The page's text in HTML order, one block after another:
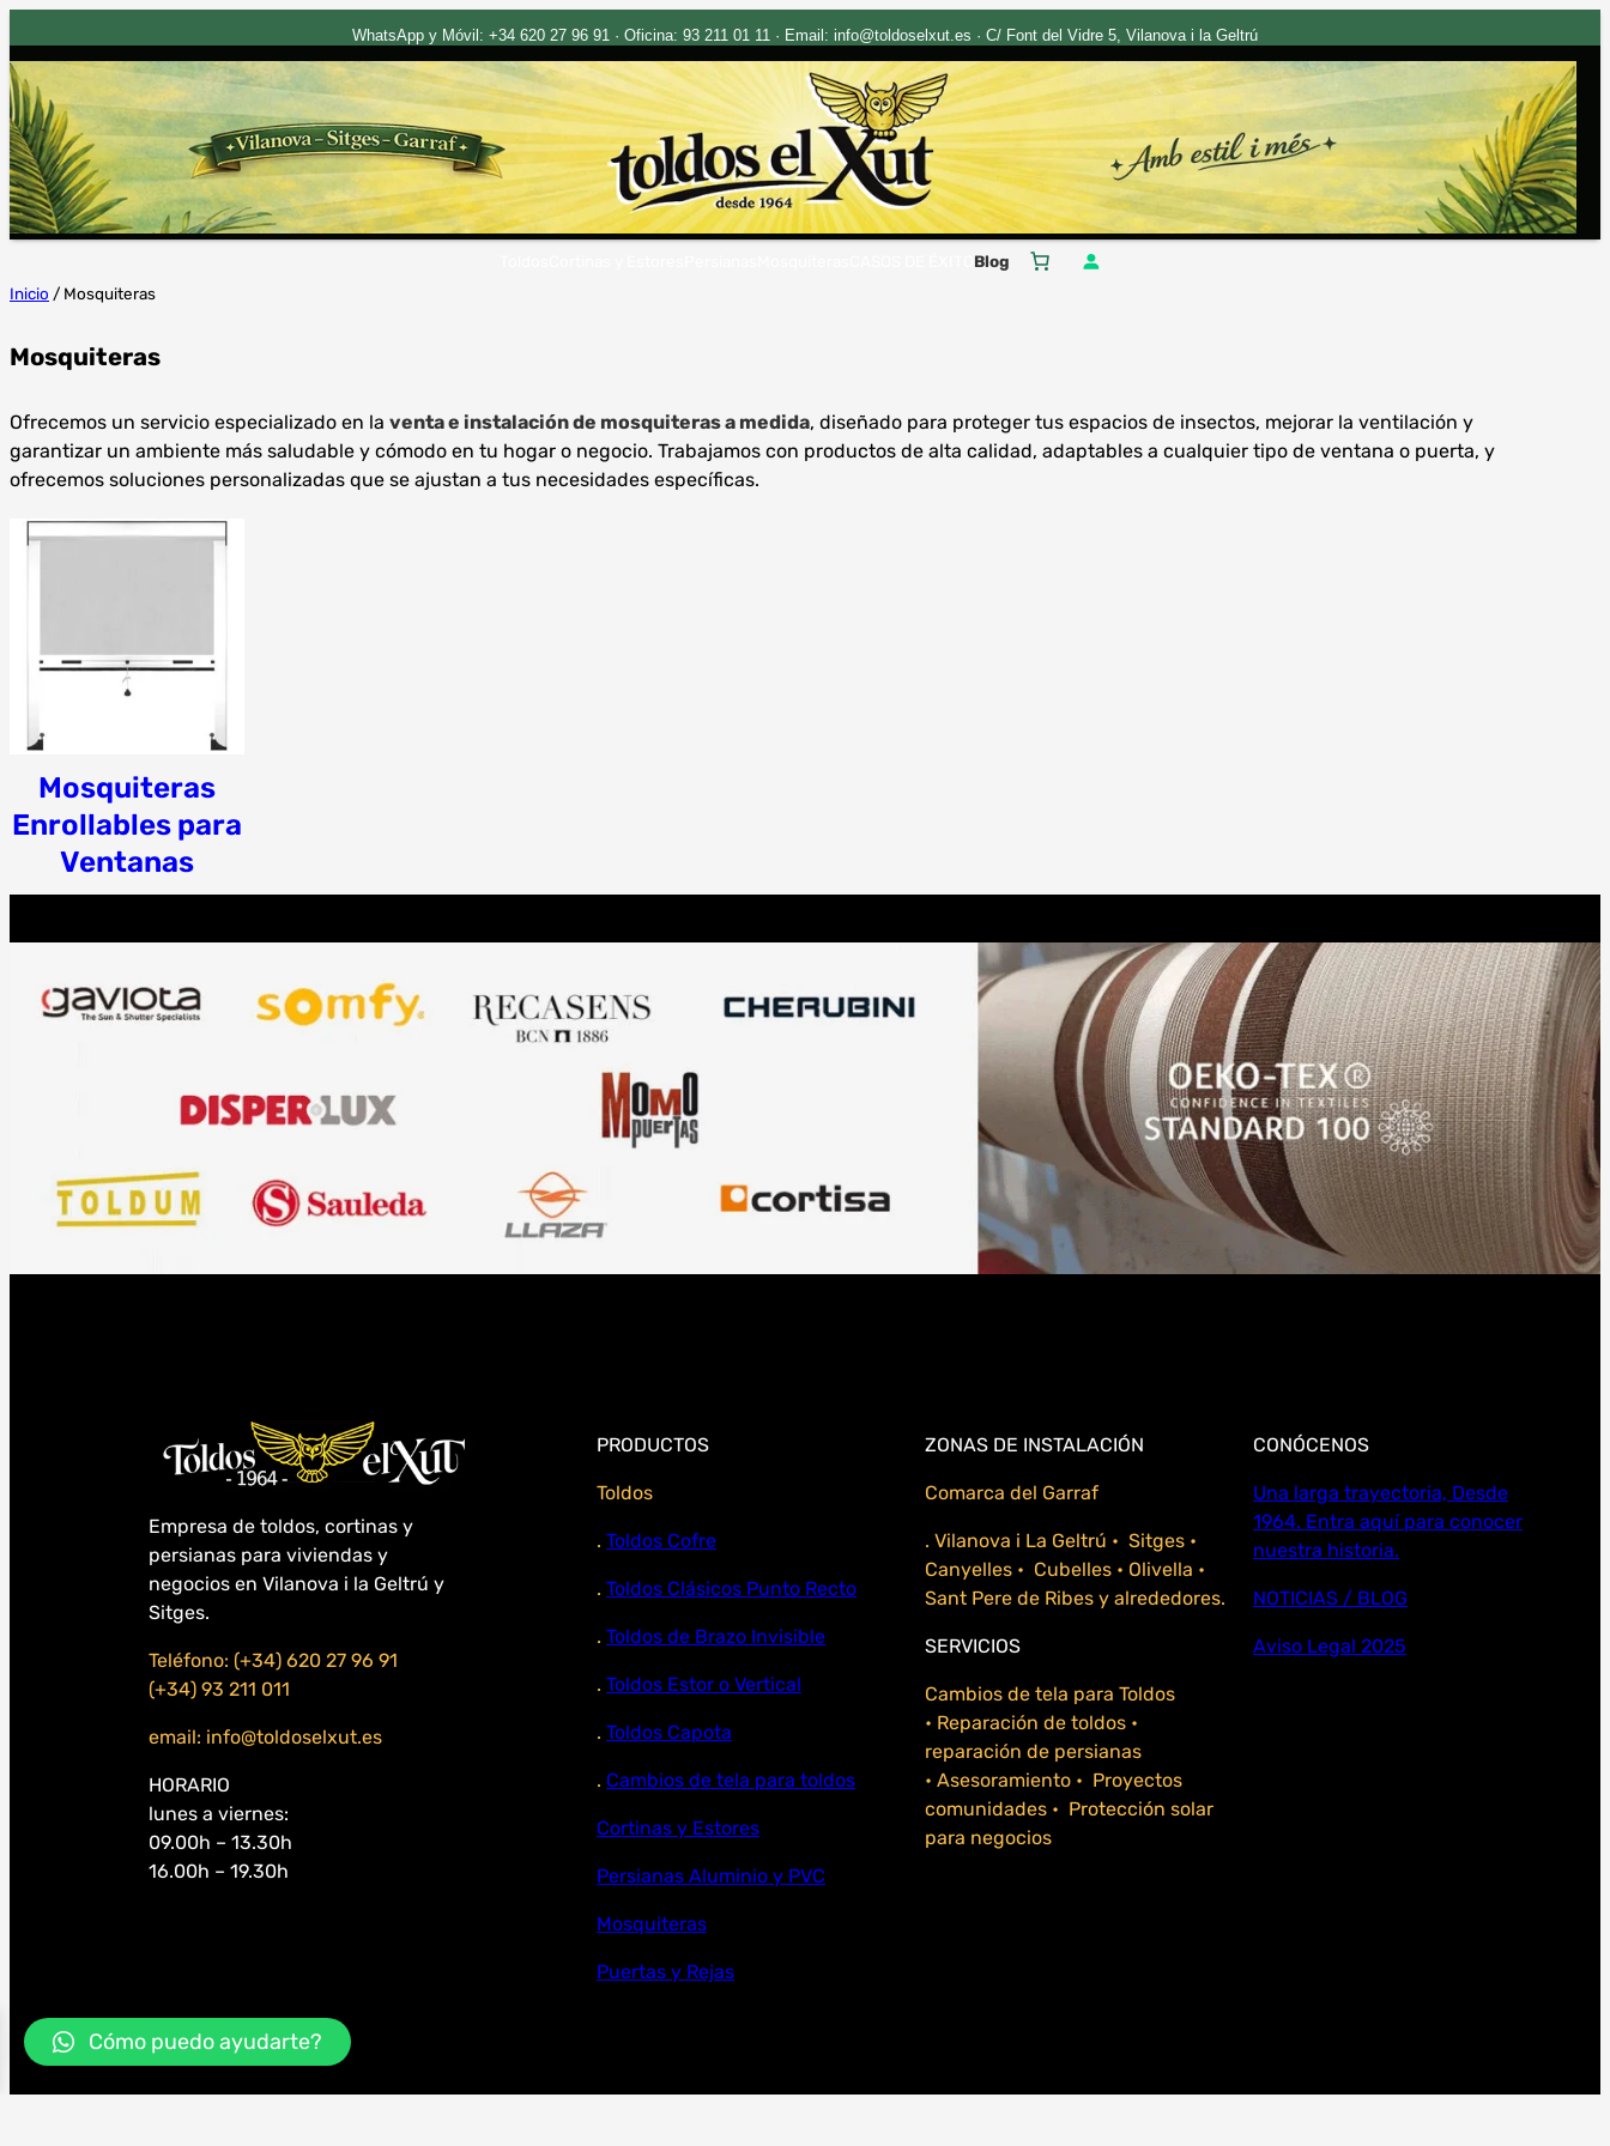
WhatsApp y Móvil: +34 620 27 96 91 · Oficina: 93 211 01 11 · Email: info@toldoselxut.es · C/ Font del Vidre 5, Vilanova i la Geltrú
contenido
Blog
Inicio / Mosquiteras
Mosquiteras
Ofrecemos un servicio especializado en la venta e instalación de mosquiteras a medida, diseñado para proteger tus espacios de insectos, mejorar la ventilación y
garantizar un ambiente más saludable y cómodo en tu hogar o negocio. Trabajamos con productos de alta calidad, adaptables a cualquier tipo de ventana o puerta, y
ofrecemos soluciones personalizadas que se ajustan a tus necesidades específicas.
Mosquiteras
Enrollables para
Ventanas
Empresa de toldos, cortinas y
persianas para viviendas y
negocios en Vilanova i la Geltrú y
Sitges.
Teléfono: (+34) 620 27 96 91
(+34) 93 211 011
email: info@toldoselxut.es
HORARIO
lunes a viernes:
09.00h – 13.30h
16.00h – 19.30h
PRODUCTOS
Toldos
. Toldos Cofre
. Toldos Clásicos Punto Recto
. Toldos de Brazo Invisible
. Toldos Estor o Vertical
. Toldos Capota
. Cambios de tela para toldos
Cortinas y Estores
Persianas Aluminio y PVC
Mosquiteras
Puertas y Rejas
ZONAS DE INSTALACIÓN
Comarca del Garraf
. Vilanova i La Geltrú • Sitges •
Canyelles • Cubelles • Olivella •
Sant Pere de Ribes y alrededores.
SERVICIOS
Cambios de tela para Toldos
• Reparación de toldos •
reparación de persianas
• Asesoramiento • Proyectos
comunidades • Protección solar
para negocios
CONÓCENOS
Una larga trayectoria, Desde
1964. Entra aquí para conocer
nuestra historia.
NOTICIAS / BLOG
Aviso Legal 2025
Cómo puedo ayudarte?